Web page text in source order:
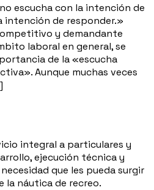
escucha con la intención de
intención de responder.»
y demandante
laboral en general, se
de la «escucha
Aunque muchas veces
integral a particulares y
ejecución técnica y
que les pueda surgir
la náutica de recreo.